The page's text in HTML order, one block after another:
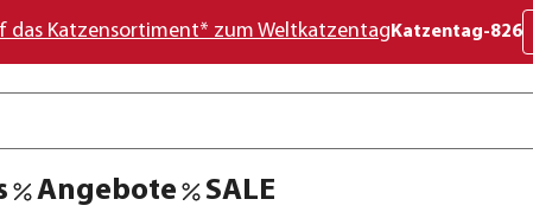
das Katzensortiment* zum Weltkatzentag Katzentag-826
Angebote SALE